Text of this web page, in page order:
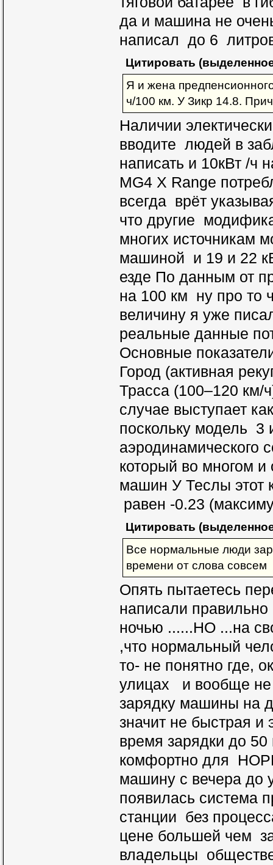
да и машина не
написал до 6
Цитировать
Я и жена
ч/100 км. У Зикр 14.8.
Наличии
вводите людей в
написать и 10кВт /ч
MG4 X Range
всегда врёт
что другие
многих источникам
машиной и 19 и 22
езде По данным от
на 100 км ну про то
величину я уже
реальные данные
Основные
Город (активная
Трасса (100–120 км/
случае выступает
поскольку модель 3
аэродинамического
который во многом
машин У Теслы этот
равен -0.23
Цитировать
Все нормальные люди
времени от слова совсем
Опять пытаетесь
написали
ночью ......НО ...на
,что нормальный
то- не понятно где,
улицах и вообще не
зарядку машины на
значит не быстрая и
время зарядки до
комфортно для
машину с вечера до
появилась система
станции без
цене большей чем
владельцы